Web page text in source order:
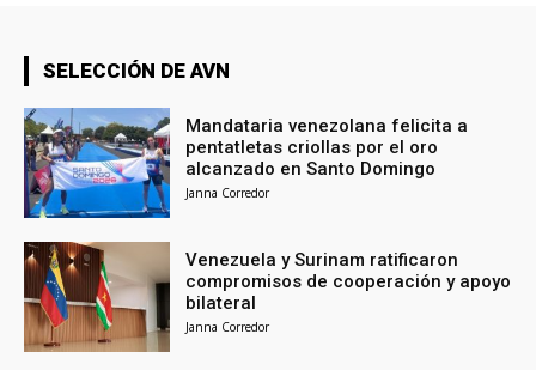
SELECCIÓN DE AVN
Mandataria venezolana felicita a
pentatletas criollas por el oro
alcanzado en Santo Domingo
Janna Corredor
Venezuela y Surinam ratificaron
compromisos de cooperación y apoyo
bilateral
Janna Corredor